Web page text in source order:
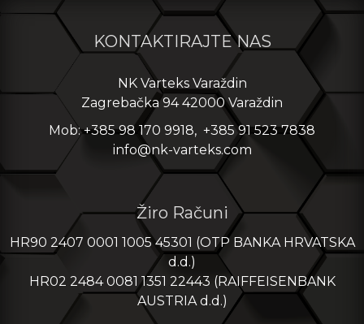
KONTAKTIRAJTE NAS
NK Varteks Varaždin
Zagrebačka 94 42000 Varaždin
Mob: +385 98 170 9918, +385 91 523 7838
info@nk-varteks.com
Žiro Računi
HR90 2407 0001 1005 45301 (OTP BANKA HRVATSKA
d.d.)
HR02 2484 0081 1351 22443 (RAIFFEISENBANK
AUSTRIA d.d.)